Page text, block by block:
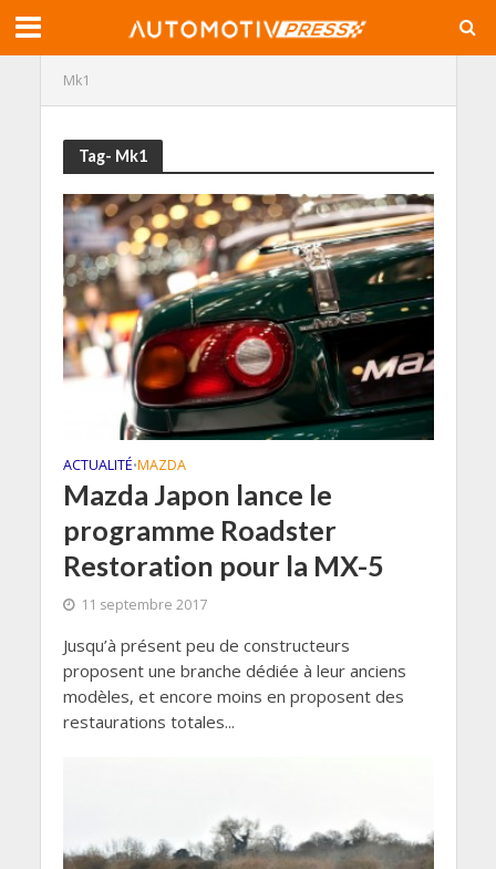
Mk1
Tag- Mk1
ACTUALITÉ•MAZDA
Mazda Japon lance le
programme Roadster
Restoration pour la MX-5
11 septembre 2017
Jusqu’à présent peu de constructeurs
proposent une branche dédiée à leur anciens
modèles, et encore moins en proposent des
restaurations totales...